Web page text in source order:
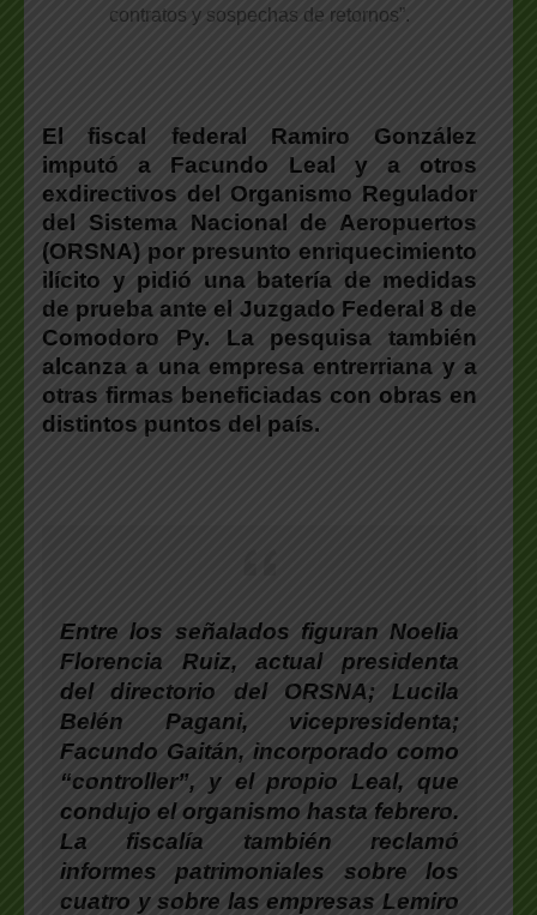
contratos y sospechas de retornos”.
El fiscal federal Ramiro González
imputó a Facundo Leal y a otros
exdirectivos del Organismo Regulador
del Sistema Nacional de Aeropuertos
(ORSNA) por presunto enriquecimiento
ilícito y pidió una batería de medidas
de prueba ante el Juzgado Federal 8 de
Comodoro Py. La pesquisa también
alcanza a una empresa entrerriana y a
otras firmas beneficiadas con obras en
distintos puntos del país.
Entre los señalados figuran Noelia
Florencia Ruiz, actual presidenta
del directorio del ORSNA; Lucila
Belén Pagani, vicepresidenta;
Facundo Gaitán, incorporado como
“controller”, y el propio Leal, que
condujo el organismo hasta febrero.
La fiscalía también reclamó
informes patrimoniales sobre los
cuatro y sobre las empresas Lemiro